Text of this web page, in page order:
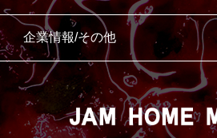
企業情報/その他